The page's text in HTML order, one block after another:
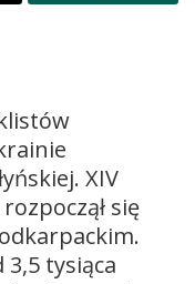
XIV
się
tysiąca